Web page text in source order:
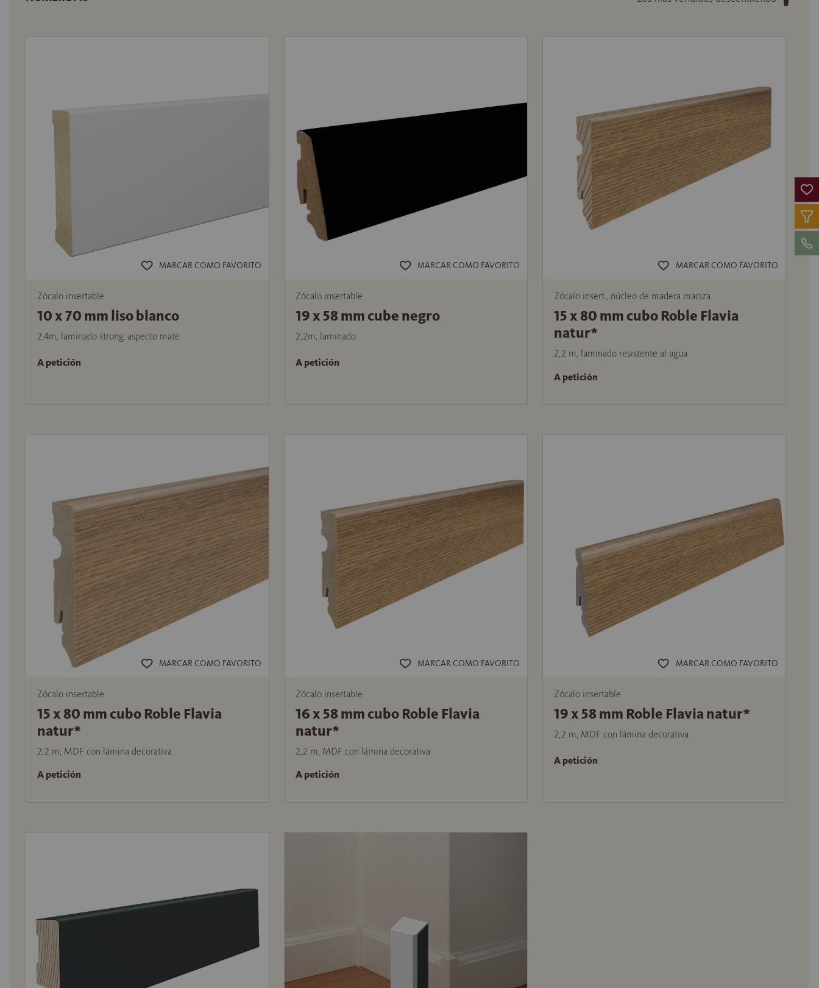
MARCAR COMO FAVORITO
Zócalo insertable
10 x 70 mm liso blanco
2,4m, laminado strong, aspecto mate
A petición
MARCAR COMO FAVORITO
Zócalo insertable
19 x 58 mm cube negro
2,2m, laminado
A petición
MARCAR COMO FAVORITO
Zócalo insert., núcleo de madera maciza
15 x 80 mm cubo Roble Flavia
natur*
2,2 m, laminado resistente al agua
A petición
MARCAR COMO FAVORITO
Zócalo insertable
15 x 80 mm cubo Roble Flavia
natur*
2,2 m, MDF con lámina decorativa
A petición
MARCAR COMO FAVORITO
Zócalo insertable
16 x 58 mm cubo Roble Flavia
natur*
2,2 m, MDF con lámina decorativa
A petición
MARCAR COMO FAVORITO
Zócalo insertable
19 x 58 mm Roble Flavia natur*
2,2 m, MDF con lámina decorativa
A petición